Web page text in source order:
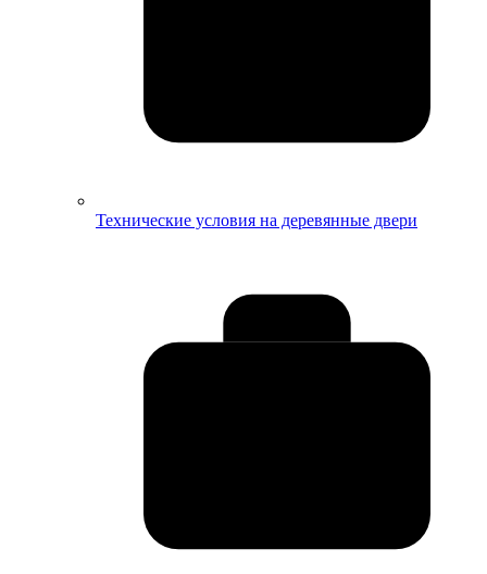
Технические условия на деревянные двери